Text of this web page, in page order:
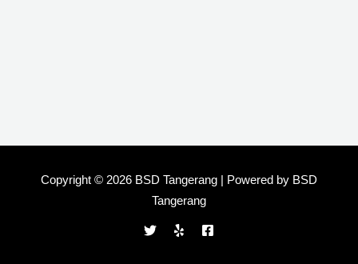
Copyright © 2026 BSD Tangerang | Powered by BSD
Tangerang